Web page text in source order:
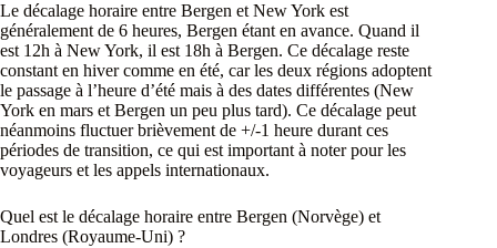
Le décalage horaire entre Bergen et New York est
généralement de 6 heures, Bergen étant en avance. Quand il
est 12h à New York, il est 18h à Bergen. Ce décalage reste
constant en hiver comme en été, car les deux régions adoptent
le passage à l’heure d’été mais à des dates différentes (New
York en mars et Bergen un peu plus tard). Ce décalage peut
néanmoins fluctuer brièvement de +/-1 heure durant ces
périodes de transition, ce qui est important à noter pour les
voyageurs et les appels internationaux.
Quel est le décalage horaire entre Bergen (Norvège) et
Londres (Royaume-Uni) ?